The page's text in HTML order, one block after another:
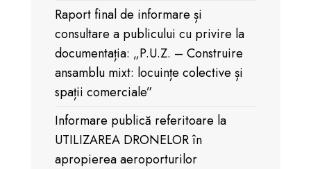
Raport final de informare și
consultare a publicului cu privire la
documentația: „P.U.Z. – Construire
ansamblu mixt: locuințe colective și
spații comerciale”
Informare publică referitoare la
UTILIZAREA DRONELOR în
apropierea aeroporturilor